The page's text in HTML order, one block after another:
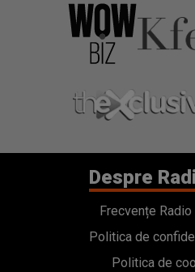
Despre
Frecvențe
Politica de
Politica de